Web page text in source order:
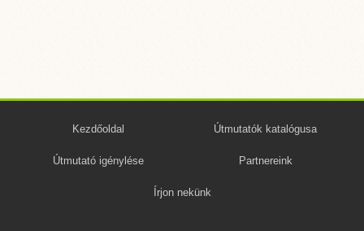
Kezdőoldal Útmutatók katalógusa
Útmutató igénylése Partnereink
Írjon nekünk